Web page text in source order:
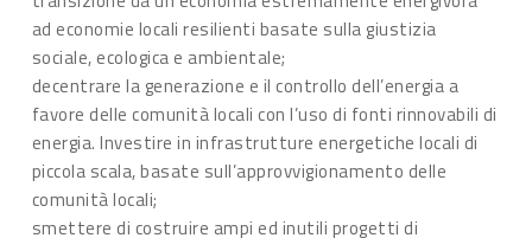
ad economie locali resilienti basate sulla giustizia
sociale, ecologica e ambientale;
decentrare la generazione e il controllo dell’energia a
favore delle comunità locali con l’uso di fonti rinnovabili di
energia. Investire in infrastrutture energetiche locali di
piccola scala, basate sull’approvvigionamento delle
comunità locali;
smettere di costruire ampi ed inutili progetti di